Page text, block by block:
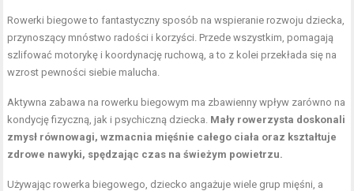
Rowerki biegowe to fantastyczny sposób na wspieranie rozwoju dziecka,
przynoszący mnóstwo radości i korzyści. Przede wszystkim, pomagają
szlifować motorykę i koordynację ruchową, a to z kolei przekłada się na
wzrost pewności siebie malucha.
Aktywna zabawa na rowerku biegowym ma zbawienny wpływ zarówno na
kondycję fizyczną, jak i psychiczną dziecka. Mały rowerzysta doskonali
zmysł równowagi, wzmacnia mięśnie całego ciała oraz kształtuje
zdrowe nawyki, spędzając czas na świeżym powietrzu.
Używając rowerka biegowego, dziecko angażuje wiele grup mięśni, a